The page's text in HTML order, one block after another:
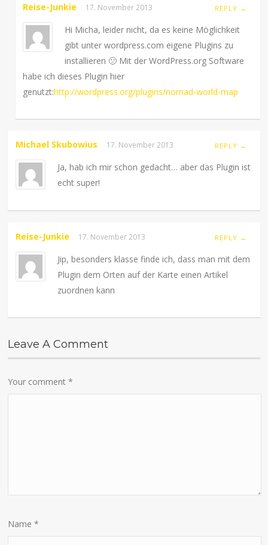
Reise-Junkie 17. November 2013 REPLY →
Hi Micha, leider nicht, da es keine Möglichkeit
gibt unter wordpress.com eigene Plugins zu
installieren 🙁 Mit der WordPress.org Software
habe ich dieses Plugin hier
genutzt:http://wordpress.org/plugins/nomad-world-map
Michael Skubowius 17. November 2013 REPLY →
Ja, hab ich mir schon gedacht… aber das Plugin ist
echt super!
Reise-Junkie 17. November 2013 REPLY →
Jip, besonders klasse finde ich, dass man mit dem
Plugin dem Orten auf der Karte einen Artikel
zuordnen kann
Leave A Comment
Your comment*
Name*